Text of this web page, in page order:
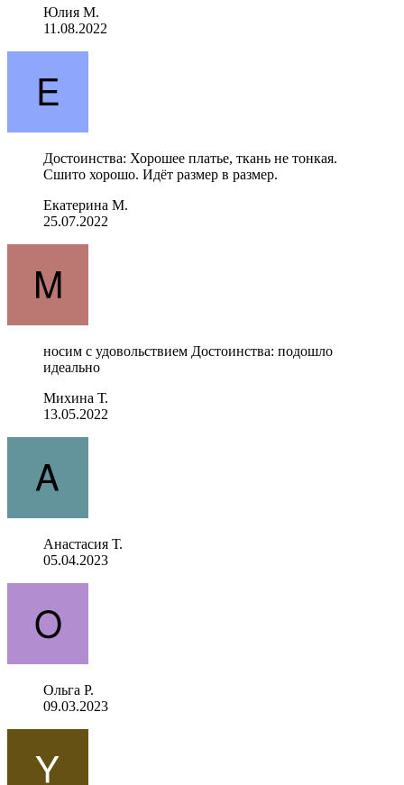
Юлия М.
11.08.2022
Достоинства: Хорошее платье, ткань не тонкая.
Сшито хорошо. Идёт размер в размер.
Екатерина М.
25.07.2022
носим с удовольствием Достоинства: подошло
идеально
Михина Т.
13.05.2022
Анастасия Т.
05.04.2023
Ольга Р.
09.03.2023